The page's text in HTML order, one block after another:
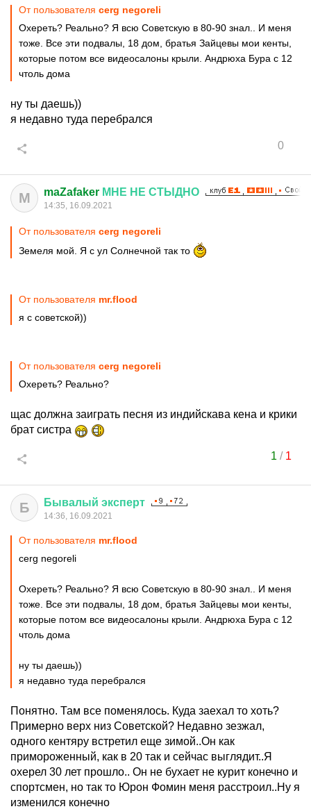
От пользователя cerg negoreli
Охереть? Реально? Я всю Советскую в 80-90 знал.. И меня
тоже. Все эти подвалы, 18 дом, братья Зайцевы мои кенты,
которые потом все видеосалоны крыли. Андрюха Бура с 12
чтоль дома
ну ты даешь))
я недавно туда перебрался
0
M maZafaker МНЕ НЕ СТЫДНО
14:35, 16.09.2021
От пользователя cerg negoreli
Земеля мой. Я с ул Солнечной так то
От пользователя mr.flood
я с советской))
От пользователя cerg negoreli
Охереть? Реально?
щас должна заиграть песня из индийскава кена и крики
брат систра
1 / 1
Б Бывалый эксперт
14:36, 16.09.2021
От пользователя mr.flood
cerg negoreli
Охереть? Реально? Я всю Советскую в 80-90 знал.. И меня
тоже. Все эти подвалы, 18 дом, братья Зайцевы мои кенты,
которые потом все видеосалоны крыли. Андрюха Бура с 12
чтоль дома
ну ты даешь))
я недавно туда перебрался
Понятно. Там все поменялось. Куда заехал то хоть?
Примерно верх низ Советской? Недавно зезжал,
одного кентяру встретил еще зимой..Он как
примороженный, как в 20 так и сейчас выглядит..Я
охерел 30 лет прошло.. Он не бухает не курит конечно и
спортсмен, но так то Юрон Фомин меня расстроил..Ну я
изменился конечно